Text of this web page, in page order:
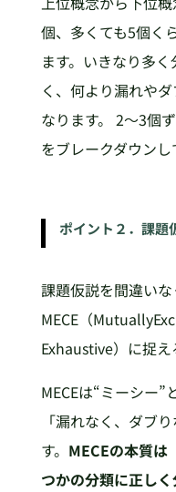
個、多くても5個く
ます。いきなり多
く、何より漏れや
なります。 2～3個
をブレークダウンし
ポイント２．課題
課題仮説を間違いな
MECE（
Exhaustive）に捉え
MECEは“ミーシー
「漏れなく、ダブ
す。 MECEの本質は
つかの分類に正しく